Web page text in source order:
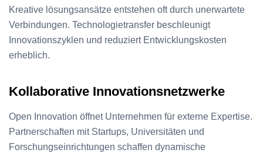
Kreative lösungsansätze entstehen oft durch unerwartete
Verbindungen. Technologietransfer beschleunigt
Innovationszyklen und reduziert Entwicklungskosten
erheblich.
Kollaborative Innovationsnetzwerke
Open Innovation öffnet Unternehmen für externe Expertise.
Partnerschaften mit Startups, Universitäten und
Forschungseinrichtungen schaffen dynamische